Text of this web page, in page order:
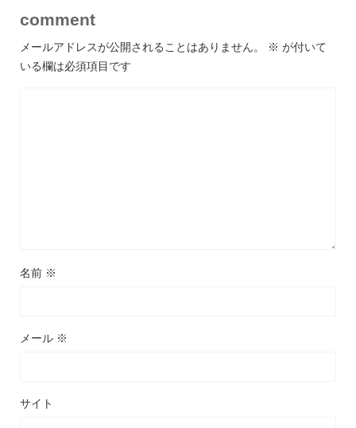
comment
メールアドレスが公開されることはありません。 ※ が付いて
いる欄は必須項目です
名前 ※
メール ※
サイト